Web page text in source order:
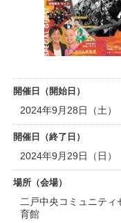
開催日（開始日）
2024年9月28日（土）
開催日（終了日）
2024年9月29日（日）
場所（会場）
二戸中央コミュニテ
育館